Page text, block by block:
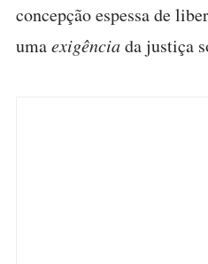
concepção espessa de
umaexigênciada justiça